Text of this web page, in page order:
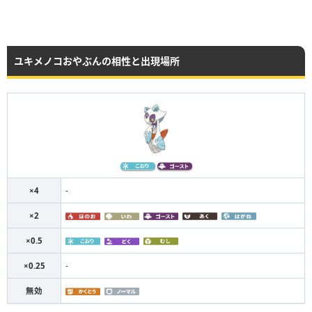
ユキメノコおやぶんの相性と出現場所
×4 -
×2
×0.5
×0.25 -
無効